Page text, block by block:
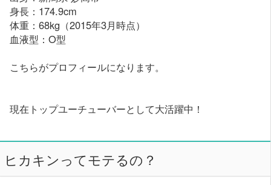
身長：174.9cm
体重：68kg（2015年3月時点）
血液型：O型
こちらがプロフィールになります。
現在トップユーチューバーとして大活躍中！
ヒカキンってモテるの？